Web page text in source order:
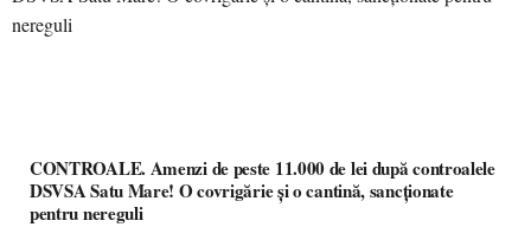
CONTROALE. Amenzi de peste 11.000 de lei după controalele
DSVSA Satu Mare! O covrigărie și o cantină, sancționate
pentru nereguli